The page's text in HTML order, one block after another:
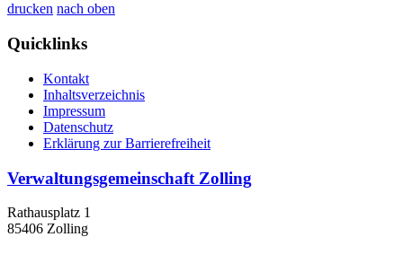
drucken nach oben
Quicklinks
Kontakt
Inhaltsverzeichnis
Impressum
Datenschutz
Erklärung zur Barrierefreiheit
Verwaltungsgemeinschaft Zolling
Rathausplatz 1
85406 Zolling